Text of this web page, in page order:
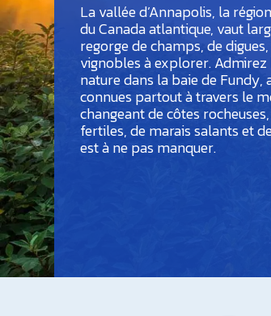
La vallée d’Annapolis, la
du Canada atlantique, vaut
regorge de champs, de
vignobles à explorer. Admirez
nature dans la baie de Fundy,
connues partout à travers le
changeant de côtes
fertiles, de marais salants et
est à ne pas manquer.